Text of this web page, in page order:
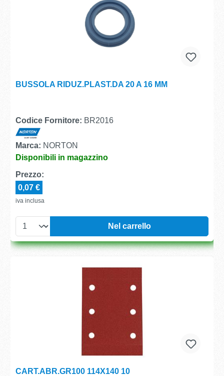
BUSSOLA RIDUZ.PLAST.DA 20 A 16 MM
Codice Fornitore: BR2016
Marca: NORTON
Disponibili in magazzino
Prezzo:
0,07 €
iva inclusa
Nel carrello
CART.ABR.GR100 114X140 10